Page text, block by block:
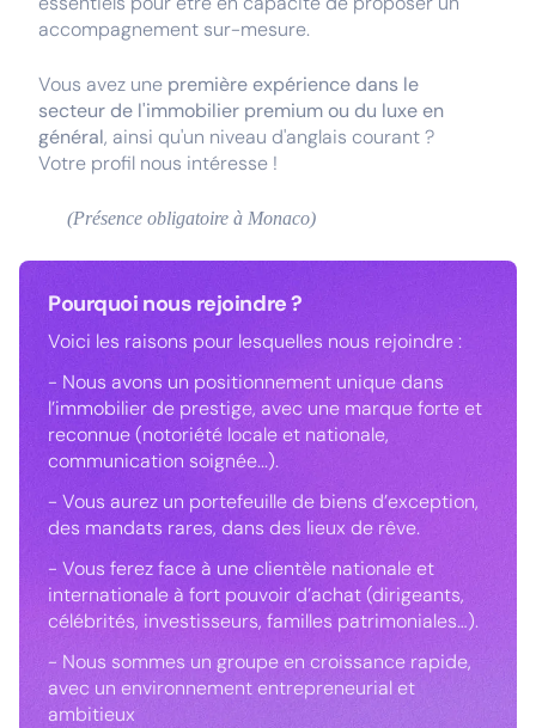
accompagnement sur-mesure.
Vous avez une première expérience dans le
secteur de l'immobilier premium ou du luxe en
général, ainsi qu'un niveau d'anglais courant ?
Votre profil nous intéresse !
(Présence obligatoire à Monaco)
Pourquoi nous rejoindre ?
Voici les raisons pour lesquelles nous rejoindre :
- Nous avons un positionnement unique dans
l’immobilier de prestige, avec une marque forte et
reconnue (notoriété locale et nationale,
communication soignée...).
- Vous aurez un portefeuille de biens d’exception,
des mandats rares, dans des lieux de rêve.
- Vous ferez face à une clientèle nationale et
internationale à fort pouvoir d’achat (dirigeants,
célébrités, investisseurs, familles patrimoniales…).
- Nous sommes un groupe en croissance rapide,
avec un environnement entrepreneurial et
ambitieux